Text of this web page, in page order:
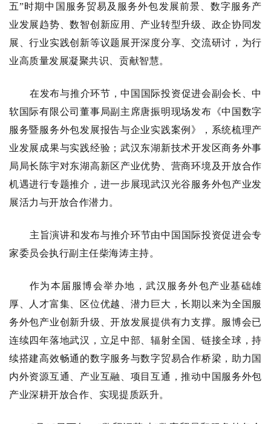
五”时期中国服务贸易及服务外包发展前景、数字服务产
业发展趋势、数智创新应用、产业转型升级、政企协同发
展、行业实践创新等议题展开深度分享、交流研讨，为行
业高质量发展凝聚共识、贡献智慧。
在发布与推介环节，中国国际投资促进会副会长、中
软国际有限公司董事局副主席唐振明现场发布《中国数字
服务暨服务外包发展报告与企业实践案例》，系统梳理产
业发展成果与实践经验；武汉东湖新技术开发区商务外事
局局长陈宇对东湖高新区产业优势、营商环境及开放合作
机遇进行专题推介，进一步展现武汉光谷服务外包产业发
展活力与开放合作潜力。
主旨演讲和发布与推介环节由中国国际投资促进会专
家委员会执行副主任柴海涛主持。
作为本届服博会举办地，武汉服务外包产业基础雄
厚、人才富集、区位优越、潜力巨大，长期以来为全国服
务外包产业创新升级、开放发展提供有力支撑。服博会已
连续四年落地武汉，立足中部、辐射全国、链接全球，持
续搭建高效畅通的数字服务与数字贸易合作桥梁，助力国
内外资源互通、产业互融、项目互通，推动中国服务外包
产业深耕开放合作、实现提质跃升。